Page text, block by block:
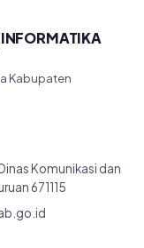
Kabupaten
Komunikasi dan
671115